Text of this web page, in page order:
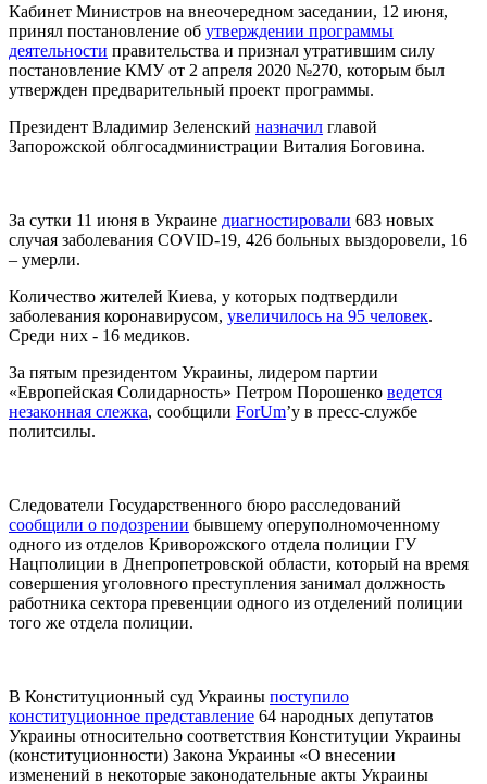
Кабинет Министров на внеочередном заседании, 12 июня,
принял постановление об утверждении программы
деятельности правительства и признал утратившим силу
постановление КМУ от 2 апреля 2020 №270, которым был
утвержден предварительный проект программы.
Президент Владимир Зеленский назначил главой
Запорожской облгосадминистрации Виталия Боговина.
За сутки 11 июня в Украине диагностировали 683 новых
случая заболевания COVID-19, 426 больных выздоровели, 16
– умерли.
Количество жителей Киева, у которых подтвердили
заболевания коронавирусом, увеличилось на 95 человек.
Среди них - 16 медиков.
За пятым президентом Украины, лидером партии
«Европейская Солидарность» Петром Порошенко ведется
незаконная слежка, сообщили ForUm’у в пресс-службе
политсилы.
Следователи Государственного бюро расследований
сообщили о подозрении бывшему оперуполномоченному
одного из отделов Криворожского отдела полиции ГУ
Нацполиции в Днепропетровской области, который на время
совершения уголовного преступления занимал должность
работника сектора превенции одного из отделений полиции
того же отдела полиции.
В Конституционный суд Украины поступило
конституционное представление 64 народных депутатов
Украины относительно соответствия Конституции Украины
(конституционности) Закона Украины «О внесении
изменений в некоторые законодательные акты Украины